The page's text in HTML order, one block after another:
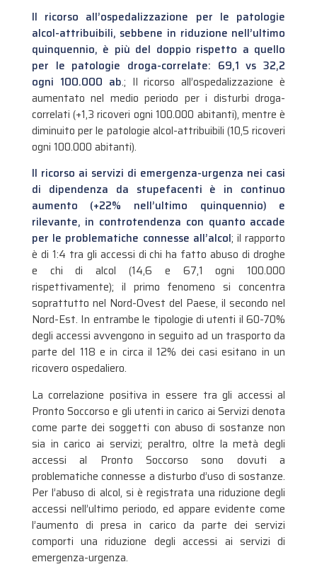
Il ricorso all’ospedalizzazione per le patologie
alcol-attribuibili, sebbene in riduzione nell’ultimo
quinquennio, è più del doppio rispetto a quello
per le patologie droga-correlate: 69,1 vs 32,2
ogni 100.000 ab.; Il ricorso all’ospedalizzazione è
aumentato nel medio periodo per i disturbi droga-
correlati (+1,3 ricoveri ogni 100.000 abitanti), mentre è
diminuito per le patologie alcol-attribuibili (10,5 ricoveri
ogni 100.000 abitanti).
Il ricorso ai servizi di emergenza-urgenza nei casi
di dipendenza da stupefacenti è in continuo
aumento (+22% nell’ultimo quinquennio) e
rilevante, in controtendenza con quanto accade
per le problematiche connesse all’alcol; il rapporto
è di 1:4 tra gli accessi di chi ha fatto abuso di droghe
e chi di alcol (14,6 e 67,1 ogni 100.000
rispettivamente); il primo fenomeno si concentra
soprattutto nel Nord-Ovest del Paese, il secondo nel
Nord-Est. In entrambe le tipologie di utenti il 60-70%
degli accessi avvengono in seguito ad un trasporto da
parte del 118 e in circa il 12% dei casi esitano in un
ricovero ospedaliero.
La correlazione positiva in essere tra gli accessi al
Pronto Soccorso e gli utenti in carico ai Servizi denota
come parte dei soggetti con abuso di sostanze non
sia in carico ai servizi; peraltro, oltre la metà degli
accessi al Pronto Soccorso sono dovuti a
problematiche connesse a disturbo d’uso di sostanze.
Per l’abuso di alcol, si è registrata una riduzione degli
accessi nell’ultimo periodo, ed appare evidente come
l’aumento di presa in carico da parte dei servizi
comporti una riduzione degli accessi ai servizi di
emergenza-urgenza.